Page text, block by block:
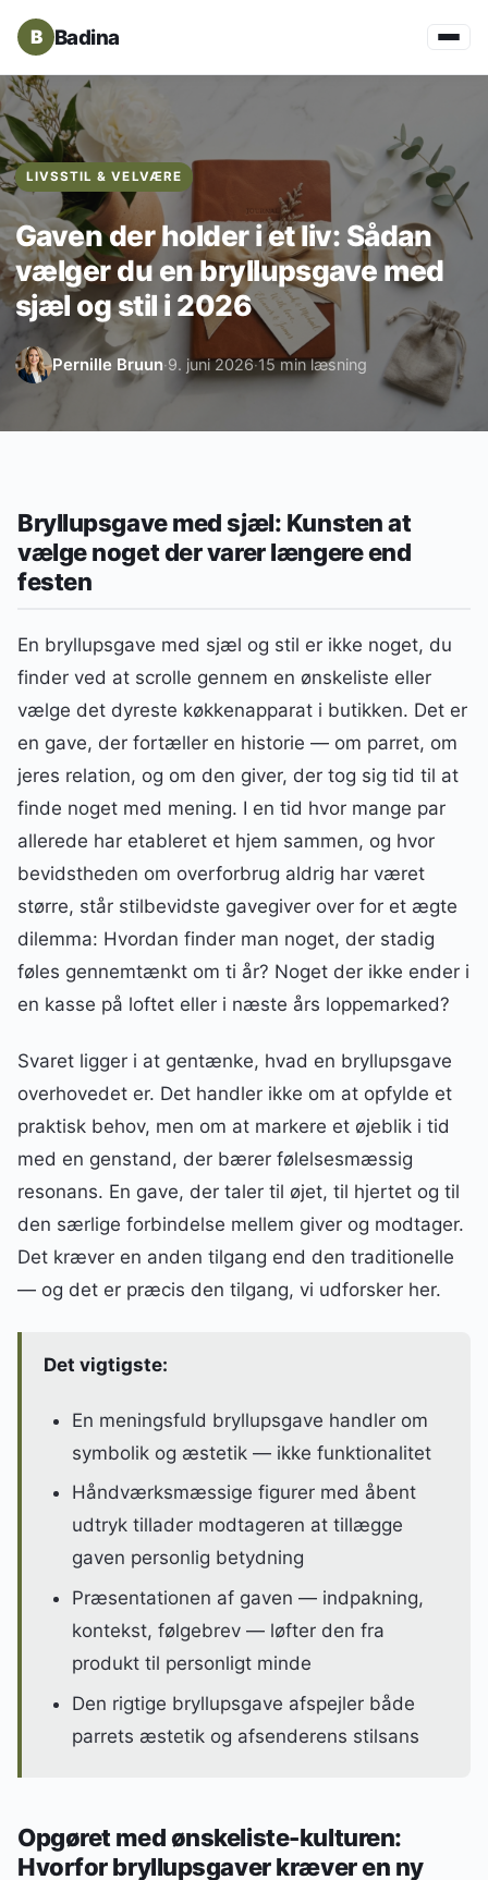
Badina
LIVSSTIL & VELVÆRE
Gaven der holder i et liv: Sådan
vælger du en bryllupsgave med
sjæl og stil i 2026
Pernille Bruun·9. juni 2026·15 min læsning
Bryllupsgave med sjæl: Kunsten at
vælge noget der varer længere end
festen
En bryllupsgave med sjæl og stil er ikke noget, du
finder ved at scrolle gennem en ønskeliste eller
vælge det dyreste køkkenapparat i butikken. Det er
en gave, der fortæller en historie — om parret, om
jeres relation, og om den giver, der tog sig tid til at
finde noget med mening. I en tid hvor mange par
allerede har etableret et hjem sammen, og hvor
bevidstheden om overforbrug aldrig har været
større, står stilbevidste gavegiver over for et ægte
dilemma: Hvordan finder man noget, der stadig
føles gennemtænkt om ti år? Noget der ikke ender i
en kasse på loftet eller i næste års loppemarked?
Svaret ligger i at gentænke, hvad en bryllupsgave
overhovedet er. Det handler ikke om at opfylde et
praktisk behov, men om at markere et øjeblik i tid
med en genstand, der bærer følelsesmæssig
resonans. En gave, der taler til øjet, til hjertet og til
den særlige forbindelse mellem giver og modtager.
Det kræver en anden tilgang end den traditionelle
— og det er præcis den tilgang, vi udforsker her.
Det vigtigste:
En meningsfuld bryllupsgave handler om
symbolik og æstetik — ikke funktionalitet
Håndværksmæssige figurer med åbent
udtryk tillader modtageren at tillægge
gaven personlig betydning
Præsentationen af gaven — indpakning,
kontekst, følgebrev — løfter den fra
produkt til personligt minde
Den rigtige bryllupsgave afspejler både
parrets æstetik og afsenderens stilsans
Opgøret med ønskeliste-kulturen:
Hvorfor bryllupsgaver kræver en ny